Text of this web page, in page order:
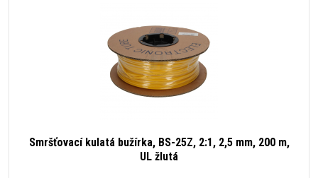
Smršťovací kulatá bužírka, BS-25Z, 2:1, 2,5 mm, 200 m,
UL žlutá